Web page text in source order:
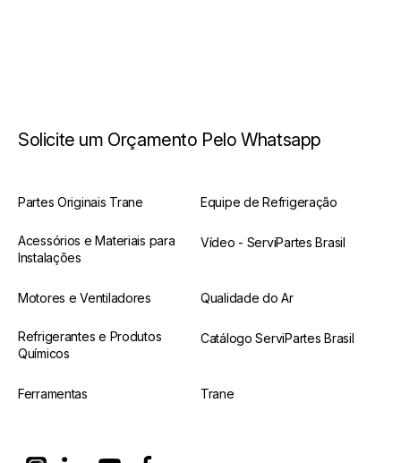
Solicite um Orçamento Pelo Whatsapp
Partes Originais Trane Equipe de Refrigeração
Acessórios e Materiais para
Instalações
Vídeo - ServiPartes Brasil
Motores e Ventiladores Qualidade do Ar
Refrigerantes e Produtos
Químicos
Catálogo ServiPartes Brasil
Ferramentas Trane